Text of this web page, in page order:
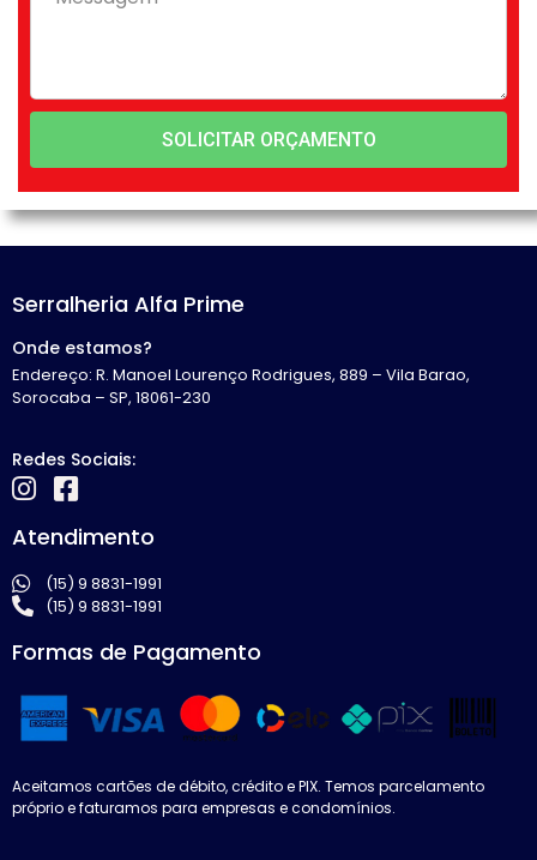
SOLICITAR ORÇAMENTO
Serralheria Alfa Prime
Onde estamos?
Endereço: R. Manoel Lourenço Rodrigues, 889 – Vila Barao,
Sorocaba – SP, 18061-230
Redes Sociais:
Atendimento
(15) 9 8831-1991
(15) 9 8831-1991
Formas de Pagamento
Aceitamos cartões de débito, crédito e PIX. Temos parcelamento
próprio e faturamos para empresas e condomínios.